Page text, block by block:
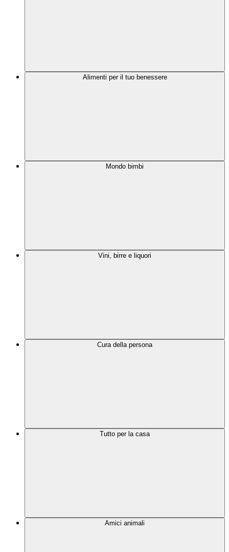
Alimenti per il tuo benessere
Mondo bimbi
Vini, birre e liquori
Cura della persona
Tutto per la casa
Amici animali